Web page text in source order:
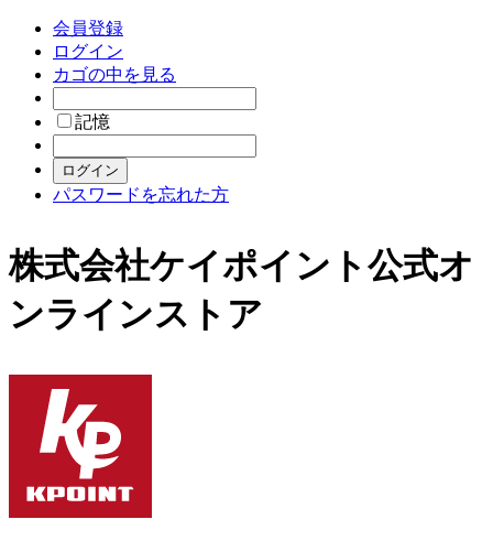
会員登録
ログイン
カゴの中を見る
記憶
パスワードを忘れた方
株式会社ケイポイント公式オ
ンラインストア